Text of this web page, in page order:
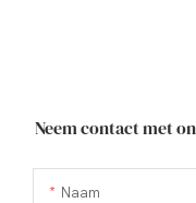
Neem contact met
Naam